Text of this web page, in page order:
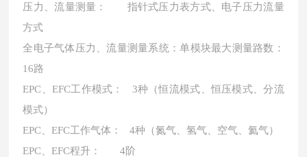
压力、流量测量：
指针式压力表方式、电子压力流量
方式
全电子气体压力、流量测量系统：单模块最大测量路数：
16路
EPC、EFC工作模式： 3种（恒流模式、恒压模式、分流
模式）
EPC、EFC工作气体： 4种（氮气、氢气、空气、氦气）
EPC、EFC程升： 4阶